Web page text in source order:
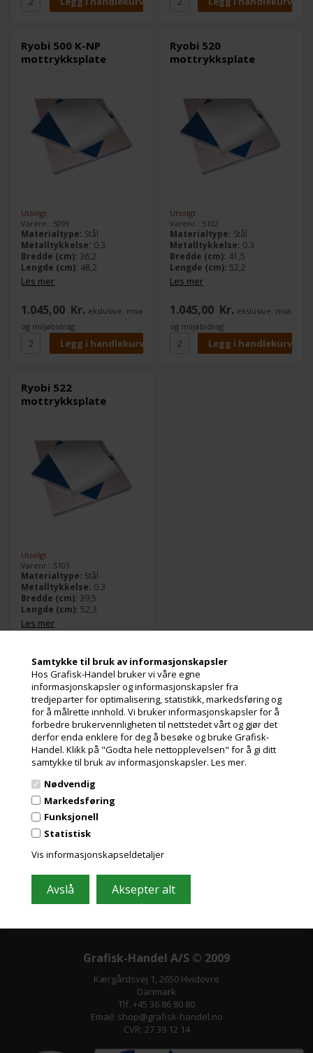
Samtykke til bruk av informasjonskapsler
Hos Grafisk-Handel bruker vi våre egne
informasjonskapsler og informasjonskapsler fra
tredjeparter for optimalisering, statistikk, markedsføring og
for å målrette innhold. Vi bruker informasjonskapsler for å
forbedre brukervennligheten til nettstedet vårt og gjør det
derfor enda enklere for deg å besøke og bruke Grafisk-
Handel. Klikk på "Godta hele nettopplevelsen" for å gi ditt
samtykke til bruk av informasjonskapsler. Les mer.
Nødvendig
Markedsføring
Funksjonell
Statistisk
Vis informasjonskapseldetaljer
Ryobi 500 K-NP
mottrykksplate
Utsolgt
Varenr.: 5099
Materialtype: Stål
Metalltykkelse: 0.3
Bredde (cm): 36,2
Lengde (cm): 48,2
Les mer
1.045,00 Kr. ekslusive. mva
og miljøbidrag
Ryobi 520
mottrykksplate
Utsolgt
Varenr.: 5102
Materialtype: Stål
Metalltykkelse: 0.3
Bredde (cm): 41,5
Lengde (cm): 52,2
Les mer
1.045,00 Kr. ekslusive. mva
og miljøbidrag
Ryobi 522
mottrykksplate
Utsolgt
Varenr.: 5103
Materialtype: Stål
Metalltykkelse: 0.3
Bredde (cm): 39,5
Lengde (cm): 52,3
Les mer
og miljøbidrag
Meld deg på nyhetsbrevet vårt og få gode
Inneholder ofte store besparelser og nyheter. Meld deg på, det er helt
gratis og enkelt å avmelde seg.
Grafisk-Handel A/S © 2009
Kærgårdsvej 1, 2650 Hvidovre
Danmark
Tlf. +45 36 86 80 80
Email: shop@grafisk-handel.no
CVR: 27 39 12 14